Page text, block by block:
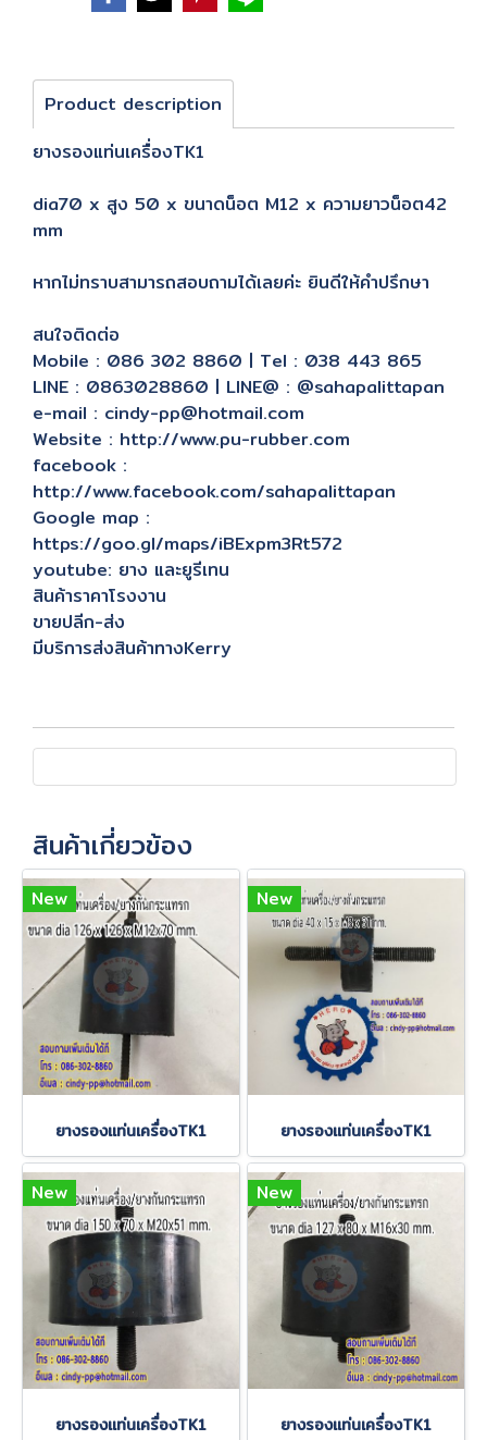
Product description
ยางรองแท่นเครื่องTK1
dia70 x สูง 50 x ขนาดน็อต M12 x ความยาวน็อต42
mm
หากไม่ทราบสามารถสอบถามได้เลยค่ะ ยินดีให้คำปรึกษา
สนใจติดต่อ
Mobile : 086 302 8860 | Tel : 038 443 865
LINE : 0863028860 | LINE@ : @sahapalittapan
e-mail : cindy-pp@hotmail.com
Website : http://www.pu-rubber.com
facebook :
http://www.facebook.com/sahapalittapan
Google map :
https://goo.gl/maps/iBExpm3Rt572
youtube: ยาง และยูรีเทน
สินค้าราคาโรงงาน
ขายปลีก-ส่ง
มีบริการส่งสินค้าทางKerry
สินค้าเกี่ยวข้อง
New
ยางรองแท่นเครื่องTK1
New
ยางรองแท่นเครื่องTK1
New
ยางรองแท่นเครื่องTK1
New
ยางรองแท่นเครื่องTK1